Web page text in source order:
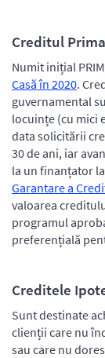
Creditul
Numit inițial
Casă în 2020.
guvernamental
locuințe (cu mici
data solicitării
30 de ani, iar
la un finanțator
Garantare a
valoarea
programul
preferențială
Creditele
Sunt destinate
clienții care nu
sau care nu